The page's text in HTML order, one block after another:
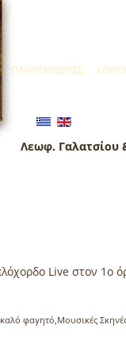
ΠΛΗΡΟΦΟΡΙΕΣ ΧΩΡΟΙ
Λεωφ. Γαλατσίου
Live στον 1ο
φαγητό,Μουσικές